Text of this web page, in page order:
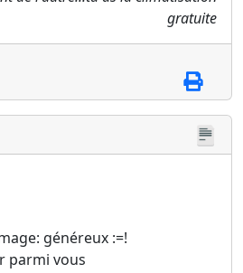
gratuite
généreux :=!
parmi vous